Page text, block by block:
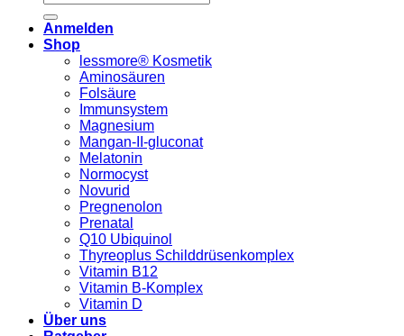
Anmelden
Shop
lessmore® Kosmetik
Aminosäuren
Folsäure
Immunsystem
Magnesium
Mangan-II-gluconat
Melatonin
Normocyst
Novurid
Pregnenolon
Prenatal
Q10 Ubiquinol
Thyreoplus Schilddrüsenkomplex
Vitamin B12
Vitamin B-Komplex
Vitamin D
Über uns